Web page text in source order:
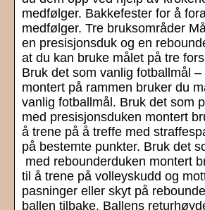
medfølger. Bakkefester for å
medfølger. Tre bruksområder
en presisjonsduk og en
at du kan bruke målet på tre
Bruk det som vanlig fotballmål
montert på rammen bruker du
vanlig fotballmål. Bruk det som
med presisjonsduken montert
å trene på å treffe med
på bestemte punkter. Bruk det
med rebounderduken montert
til å trene på volleyskudd og
pasninger eller skyt på
ballen tilbake. Ballens